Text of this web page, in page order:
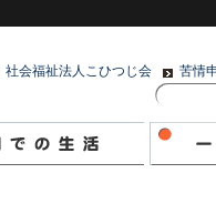
社会福祉法人こひつじ会 苦情